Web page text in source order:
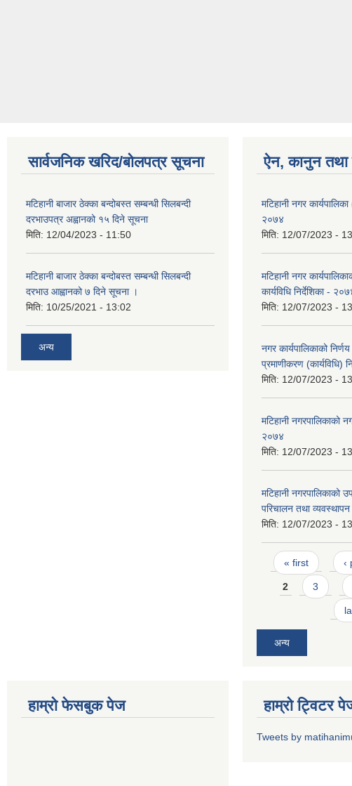
सार्वजनिक खरिद/बोलपत्र सूचना
मटिहानी बाजार ठेक्का बन्दोबस्त सम्बन्धी सिलबन्दी
दरभाउपत्र अह्वानको १५ दिने सूचना
मिति: 12/04/2023 - 11:50
मटिहानी बाजार ठेक्का बन्दोबस्त सम्बन्धी सिलबन्दी
दरभाउ आह्वानको ७ दिने सूचना ।
मिति: 10/25/2021 - 13:02
अन्य
ऐन, कानुन तथा
मटिहानी नगर
२०७४
मिति: 12/07/2023 -
मटिहानी नगर
कार्यविधि निर्देशिका -
मिति: 12/07/2023 -
नगर कार्यपालिकाको
प्रमाणीकरण (कार्यविधि)
मिति: 12/07/2023 -
मटिहानी नगरपालिकाको
२०७४
मिति: 12/07/2023 -
मटिहानी नगरपालिकाको
परिचालन तथा व्यवस्थापन
मिति: 12/07/2023 -
Pages
« first ‹
2 3
अन्य
हाम्राे फेसबुक पेज हाम्राे ट्विटर
Tweets by